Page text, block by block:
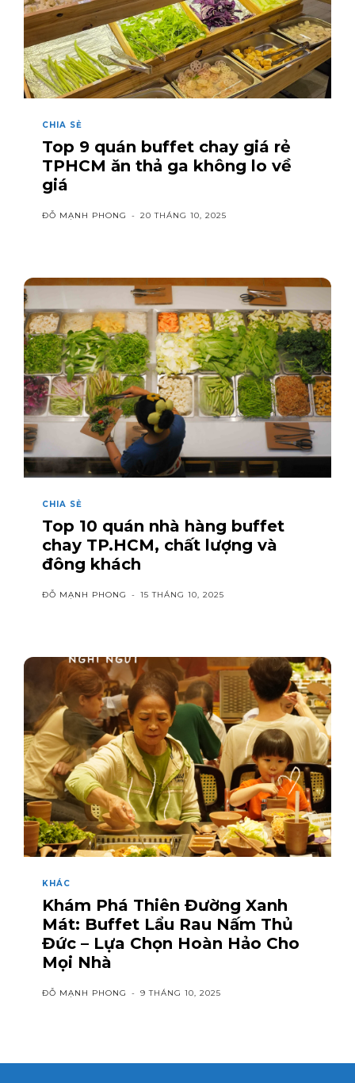
CHIA SẺ
Top 9 quán buffet chay giá rẻ
TPHCM ăn thả ga không lo về
giá
ĐỖ MẠNH PHONG - 20 THÁNG 10, 2025
CHIA SẺ
Top 10 quán nhà hàng buffet
chay TP.HCM, chất lượng và
đông khách
ĐỖ MẠNH PHONG - 15 THÁNG 10, 2025
KHÁC
Khám Phá Thiên Đường Xanh
Mát: Buffet Lẩu Rau Nấm Thủ
Đức – Lựa Chọn Hoàn Hảo Cho
Mọi Nhà
ĐỖ MẠNH PHONG - 9 THÁNG 10, 2025